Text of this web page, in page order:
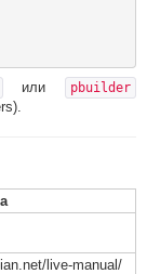
или pbuilder
live-manual/